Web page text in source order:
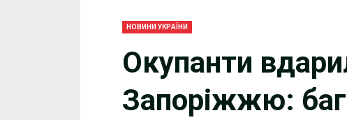
НОВИНИ УКРАЇНИ
Окупанти
Запоріжжю: